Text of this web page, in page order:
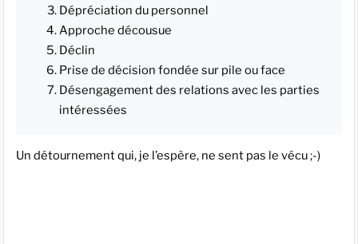
Dépréciation du personnel
Approche décousue
Déclin
Prise de décision fondée sur pile ou face
Désengagement des relations avec les parties
intéressées
Un détournement qui, je l’espère, ne sent pas le vécu ;-)